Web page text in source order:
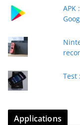
APK
Test
Applications